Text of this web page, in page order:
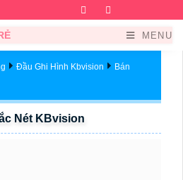
Facebook
MENU
Đầu Ghi Hình Kbvision
Bán
Nét KBvision